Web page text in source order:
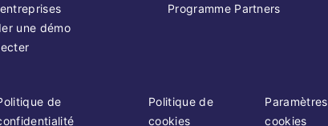
une démo
Programme Partners
de
Politique de
cookies
cookies